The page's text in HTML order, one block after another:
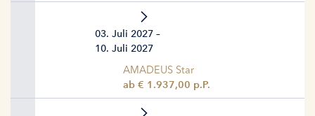
03. Juli 2027 –
10. Juli 2027
AMADEUS Star
ab € 1.937,00 p.P.